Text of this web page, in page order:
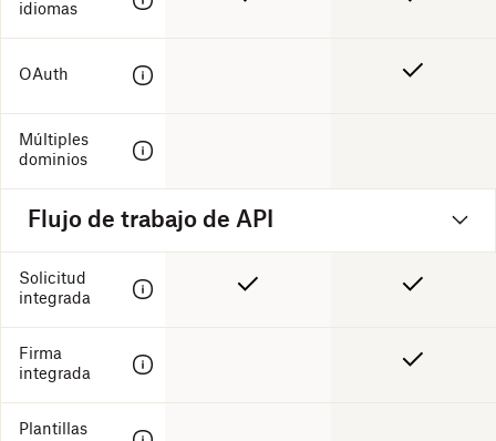
idiomas
OAuth
Múltiples
dominios
Flujo de trabajo de API
Solicitud
integrada
Firma
integrada
Plantillas